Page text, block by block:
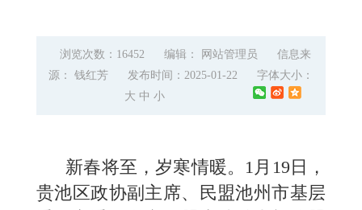
浏览次数：16452 编辑： 网站管理员
信息来
源： 钱红芳
发布时间：2025-01-22
字体大小：
大 中 小
新春将至，岁寒情暖。1月19日，
贵池区政协副主席、民盟池州市基层